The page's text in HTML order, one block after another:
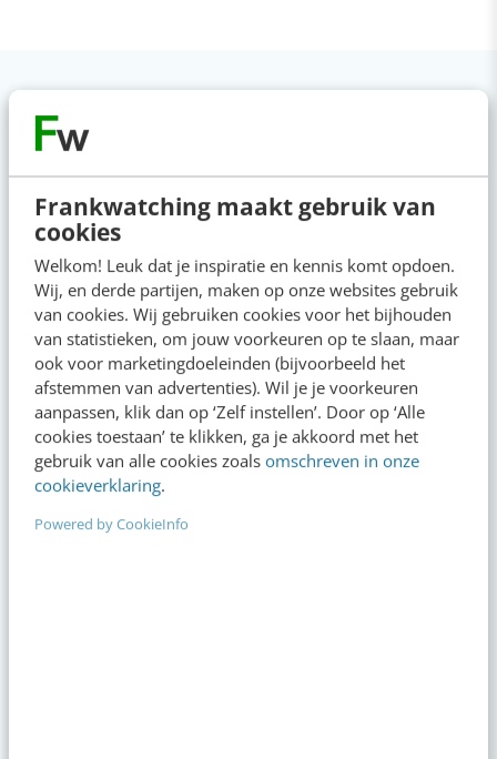
Frankwatching maakt gebruik van
cookies
Welkom! Leuk dat je inspiratie en kennis komt opdoen.
Wij, en derde partijen, maken op onze websites gebruik
van cookies. Wij gebruiken cookies voor het bijhouden
van statistieken, om jouw voorkeuren op te slaan, maar
ook voor marketingdoeleinden (bijvoorbeeld het
afstemmen van advertenties). Wil je je voorkeuren
aanpassen, klik dan op ‘Zelf instellen’. Door op ‘Alle
cookies toestaan’ te klikken, ga je akkoord met het
gebruik van alle cookies zoals omschreven in onze
cookieverklaring.
Powered by CookieInfo
VIDEO SHORTS
Bekijk de korte video's
00:00 00:00